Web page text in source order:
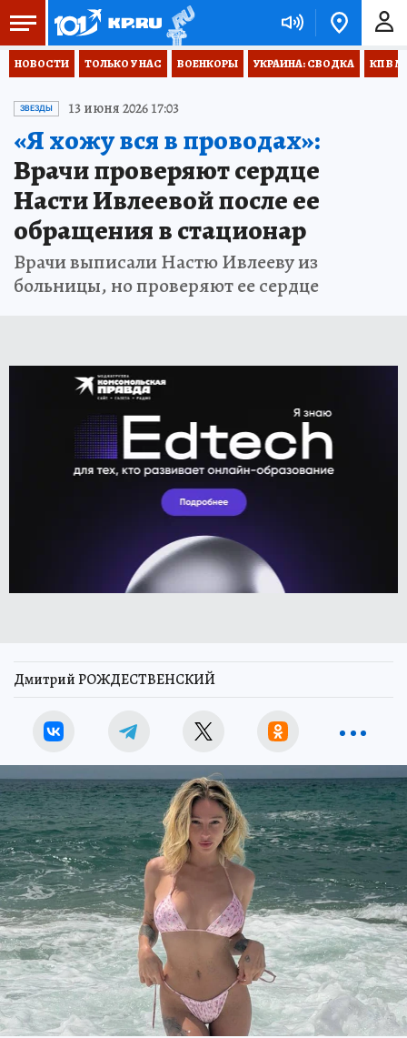
НОВОСТИ ТОЛЬКО У НАС ВОЕНКОРЫ УКРАИНА: СВОДКА КП В
ЗВЕЗДЫ 13 июня 2026 17:03
«Я хожу вся в проводах»:
Врачи проверяют сердце
Насти Ивлеевой после ее
обращения в стационар
Врачи выписали Настю Ивлееву из
больницы, но проверяют ее сердце
Дмитрий РОЖДЕСТВЕНСКИЙ